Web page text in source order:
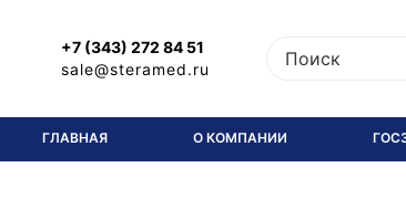
+7 (343) 272 84 51
sale@steramed.ru
ГЛАВНАЯ О КОМПАНИИ